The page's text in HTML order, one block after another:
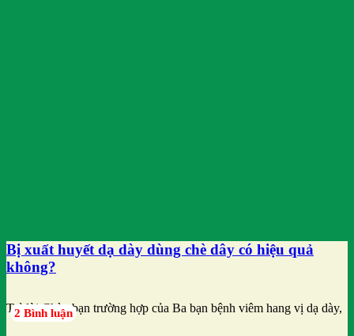
Bị xuất huyết dạ dày dùng chè dây có hiệu quả
không?
Trả lời Chào bạn trường hợp của Ba bạn bệnh viêm hang vị dạ dày,
2 Bình luận